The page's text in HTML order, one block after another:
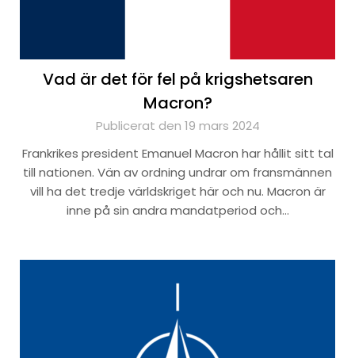
Vad är det för fel på krigshetsaren
Macron?
Publicerat den 19 mars 2024
Frankrikes president Emanuel Macron har hållit sitt tal
till nationen. Vän av ordning undrar om fransmännen
vill ha det tredje världskriget här och nu. Macron är
inne på sin andra mandatperiod och…